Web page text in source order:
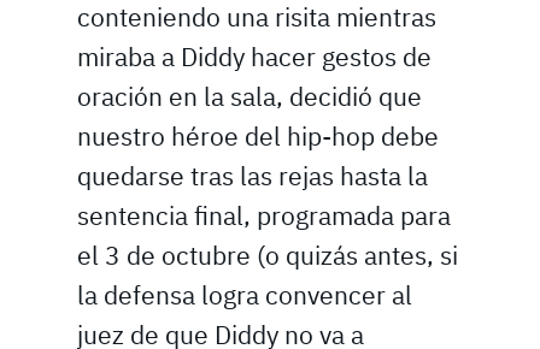
conteniendo una risita mientras
miraba a Diddy hacer gestos de
oración en la sala, decidió que
nuestro héroe del hip-hop debe
quedarse tras las rejas hasta la
sentencia final, programada para
el 3 de octubre (o quizás antes, si
la defensa logra convencer al
juez de que Diddy no va a